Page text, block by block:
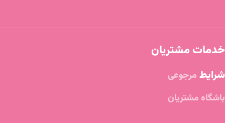
خدمات مشتریان
شرایط مرجوعی
باشگاه مشتریان